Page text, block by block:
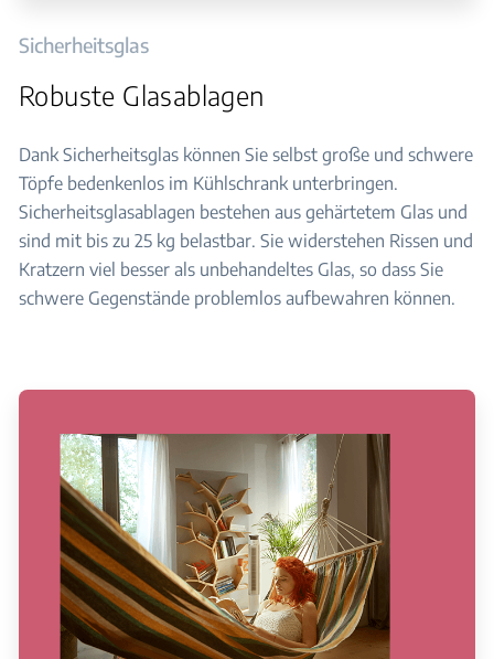
Sicherheitsglas
Robuste Glasablagen
Dank Sicherheitsglas können Sie selbst große und schwere
Töpfe bedenkenlos im Kühlschrank unterbringen.
Sicherheitsglasablagen bestehen aus gehärtetem Glas und
sind mit bis zu 25 kg belastbar. Sie widerstehen Rissen und
Kratzern viel besser als unbehandeltes Glas, so dass Sie
schwere Gegenstände problemlos aufbewahren können.